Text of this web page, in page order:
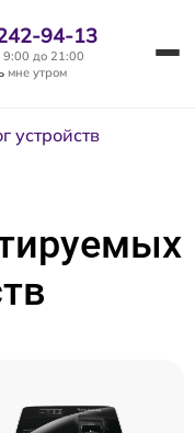
94-13
9:00 до 21:00
мне утром
устройств